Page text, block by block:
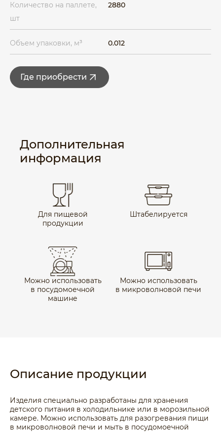
Количество на паллете,
шт
2880
Объем упаковки, м³ 0.012
Где приобрести
Дополнительная
информация
Для пищевой
продукции
Штабелируется
Можно использовать
в посудомоечной
машине
Можно использовать
в микроволновой печи
Описание продукции
Изделия специально разработаны для хранения
детского питания в холодильнике или в морозильной
камере. Можно использовать для разогревания пищи
в микроволновой печи и мыть в посудомоечной